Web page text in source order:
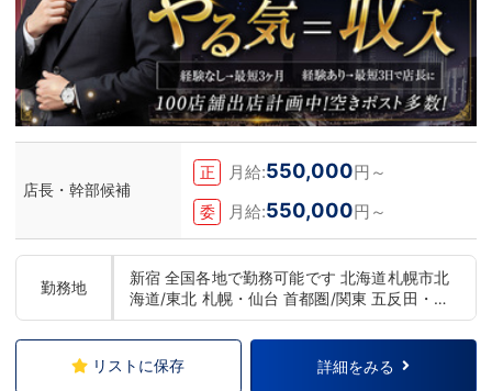
店長・幹部候補
正 月給:550,000円～
委 月給:550,000円～
勤務地
新宿 全国各地で勤務可能です 北海道札幌市北
海道/東北 札幌・仙台 首都圏/関東 五反田・上
野・池袋・新宿・横浜・千葉 中部 浜松・名古
屋 関西 大阪・京都・神戸・奈良 中国/四国 広
島 九州 福岡・熊本
リストに保存 詳細をみる